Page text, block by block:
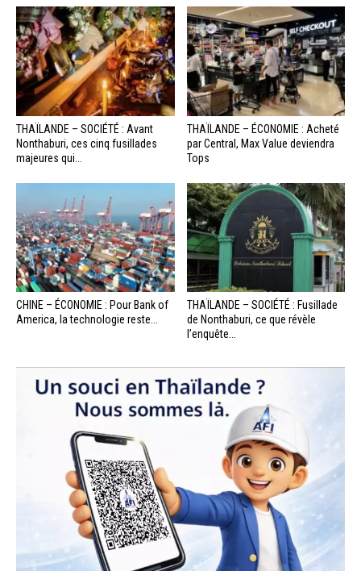
THAÏLANDE – SOCIÉTÉ : Avant
Nonthaburi, ces cinq fusillades
majeures qui...
THAÏLANDE – ÉCONOMIE : Acheté
par Central, Max Value deviendra
Tops
CHINE – ÉCONOMIE : Pour Bank of
America, la technologie reste...
THAÏLANDE – SOCIÉTÉ : Fusillade
de Nonthaburi, ce que révèle
l’enquête...